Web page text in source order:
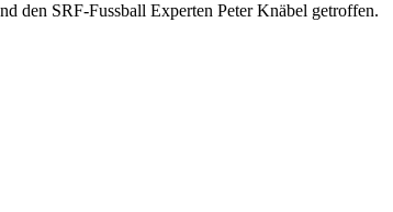
den SRF-Fussball Experten Peter Knäbel getroffen.